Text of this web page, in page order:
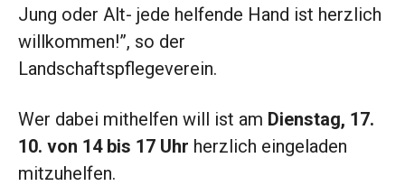
Jung oder Alt- jede helfende Hand ist herzlich
willkommen!”, so der
Landschaftspflegeverein.
Wer dabei mithelfen will ist am Dienstag, 17.
10. von 14 bis 17 Uhr herzlich eingeladen
mitzuhelfen.